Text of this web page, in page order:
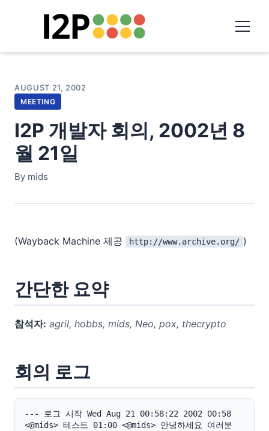
AUGUST 21, 2002
MEETING
I2P 개발자 회의, 2002년 8
월 21일
By mids
(Wayback Machine 제공 http://www.archive.org/ )
간단한 요약
참석자: agril, hobbs, mids, Neo, pox, thecrypto
회의 로그
--- 로그 시작 Wed Aug 21 00:58:22 2002 00:58
<@mids> 테스트 01:00 <@mids> 안녕하세요 여러분